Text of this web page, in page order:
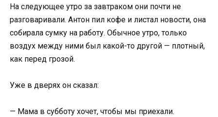
На следующее утро за завтраком они почти не
разговаривали. Антон пил кофе и листал новости, она
собирала сумку на работу. Обычное утро, только
воздух между ними был какой-то другой — плотный,
как перед грозой.
Уже в дверях он сказал:
— Мама в субботу хочет, чтобы мы приехали.